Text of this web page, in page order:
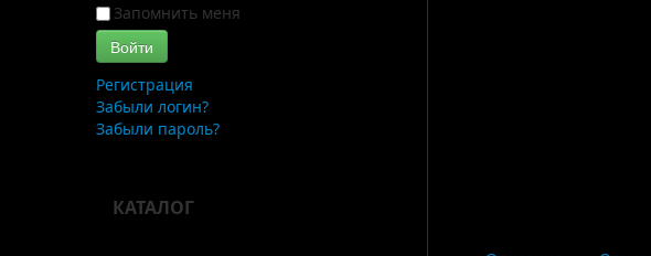
Запомнить меня
Войти
Регистрация
Забыли логин?
Забыли пароль?
КАТАЛОГ